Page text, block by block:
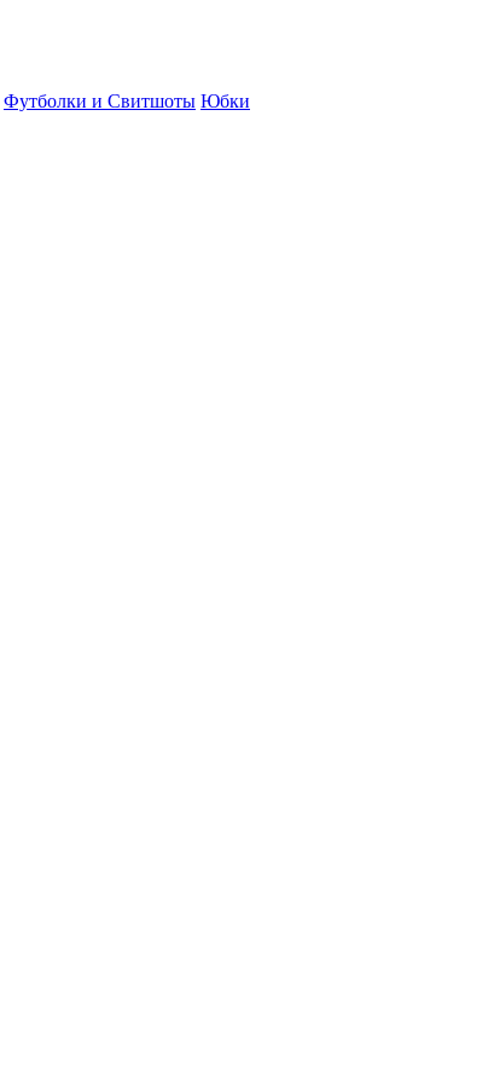
Футболки и Свитшоты Юбки